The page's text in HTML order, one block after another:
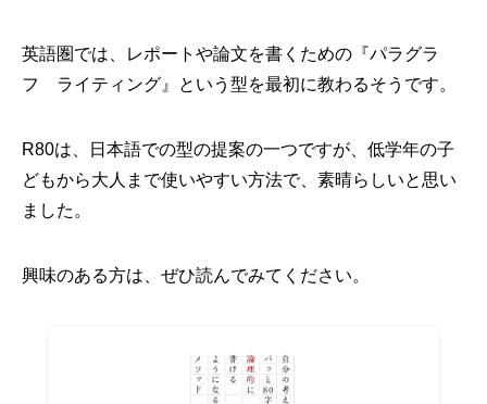
英語圏では、レポートや論文を書くための『パラグラ
フ ライティング』という型を最初に教わるそうです。
R80は、日本語での型の提案の一つですが、低学年の子
どもから大人まで使いやすい方法で、素晴らしいと思い
ました。
興味のある方は、ぜひ読んでみてください。